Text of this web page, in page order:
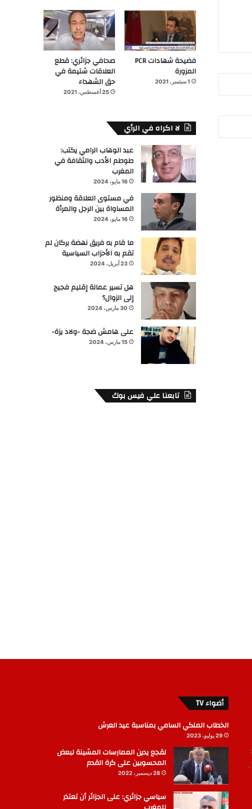
فضيحة شهادات PCR
المزورة
1 سبتمبر، 2021
صحافي جزائري: قطع
العلاقات شتيمة في
حق الشهداء
25 أغسطس، 2021
لا اكراه في الرأي
عبد الوهاب الرامي يكتب:
طوطم الأدب والثقافة في
المغرب
16 مايو، 2024
في مستوى العلاقة ومنظور
المساواة بين الرجل والمرأة
16 مايو، 2024
ما قام به فريق نهضة بركان لم
تقم به الأحزاب السياسية
23 أبريل، 2024
هل تسير عمالة إقليم فجيج
إلى الزوال؟
30 مارس، 2024
على هامش ضجة -ولاد يزة-
15 مارس، 2024
تابعنا علي فيس بوك
أضواء TV
الخطاب الملكي السامي بمناسبة عيد العرش
29 يوليو، 2023
لقجع يدين الممارسات المشينة لبعض
المحسوبين على كرة القدم
28 ديسمبر، 2022
سياسي جزائري: على الجزائر أن تعتذر